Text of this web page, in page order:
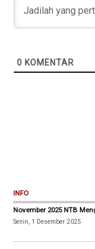
0 KOMENTAR
INFO
November 2025 NTB
Senin, 1 Desember 2025